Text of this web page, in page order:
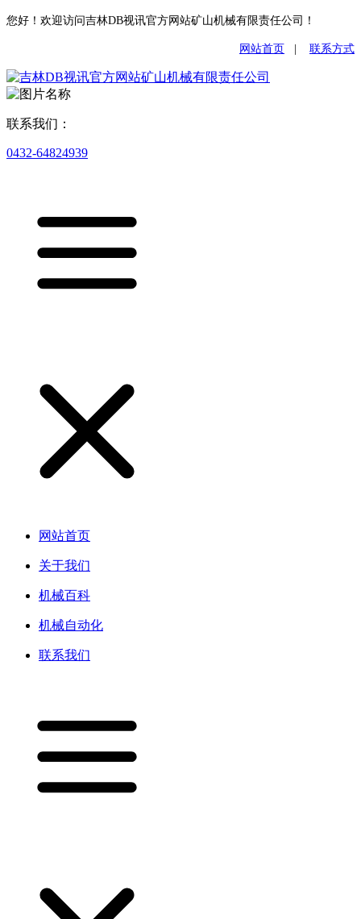
您好！欢迎访问吉林DB视讯官方网站矿山机械有限责任公司！
网站首页 联系方式
联系我们：
0432-64824939
网站首页
关于我们
机械百科
机械自动化
联系我们